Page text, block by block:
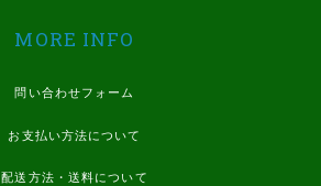
MORE INFO
問い合わせフォーム
お支払い方法について
配送方法・送料について